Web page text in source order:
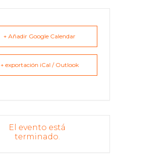
te
r
l
ts
A
p
p
t
F
ri
e
n
y
+ Añadir Google Calendar
+ exportación iCal / Outlook
El evento está
terminado.